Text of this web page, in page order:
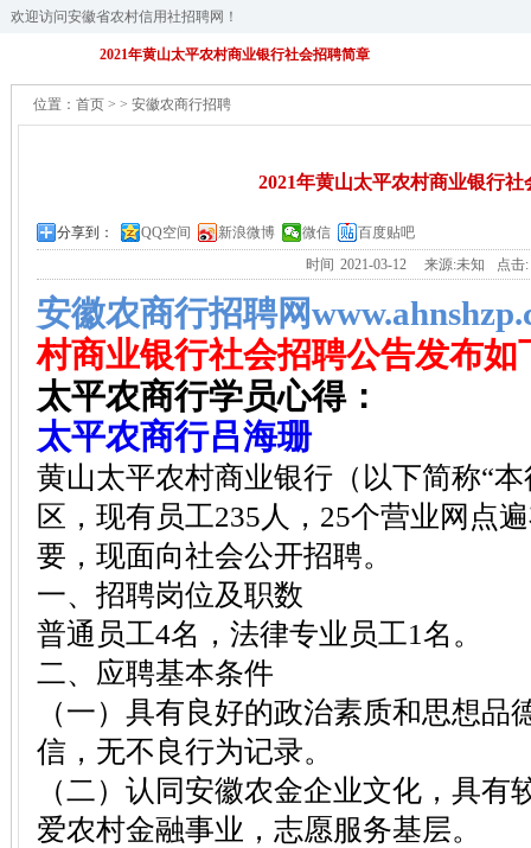
欢迎访问安徽省农村信用社招聘网！
2021年黄山太平农村商业银行社会招聘简章
位置： 首页 > > 安徽农商行招聘
2021年黄山太平农村商业银行社
分享到： QQ空间 新浪微博 微信
百度贴吧
时间 2021-03-12 来源:未知 点击:
安徽农商行招聘网
村商业银行社会招聘公告发布如
太平农商行学员心得：
太平农商行吕海珊
黄山太平农村商业银行（以下简称“
区，现有员工235人，25个营业网点
要，现面向社会公开招聘。
一、招聘岗位及职数
普通员工4名，法律专业员工1名。
二、应聘基本条件
（一）具有良好的政治素质和思想品
信，无不良行为记录。
（二）认同安徽农金企业文化，具有
爱农村金融事业，志愿服务基层。